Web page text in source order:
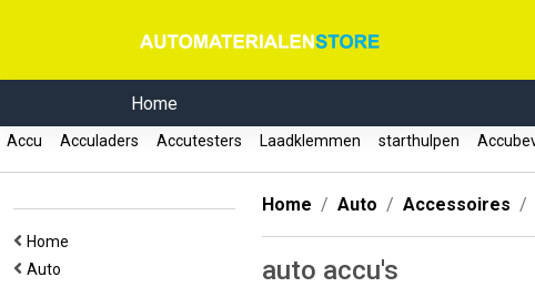
Home
Accu Acculaders Accutesters Laadklemmen starthulpen
Home
Auto
Home Auto Accessoires
auto accu's